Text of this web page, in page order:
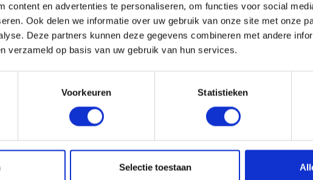
content en advertenties te personaliseren, om functies voor social
Ook delen we informatie over uw gebruik van onze site met onze
Deze partners kunnen deze gegevens combineren met andere
verzameld op basis van uw gebruik van hun services.
Voorkeuren Statistieken
Selectie toestaan
SPRONGBOCHT ALU 3DS
Ø80MM H.O.H. 50MM
levertijd
VESTIS SPRONGBOCHT ALU 3D RAL
7016 Ø100MM H.O.H. 50MM
1-4 dagen levertijd